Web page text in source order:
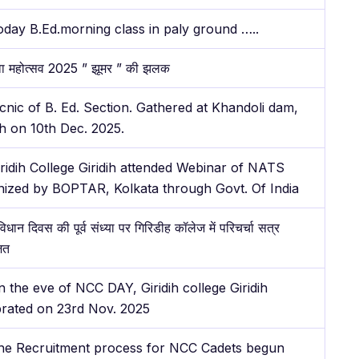
B.Ed.morning class in paly ground …..
महोत्सव 2025 ” झूमर ” की झलक
of B. Ed. Section. Gathered at Khandoli dam,
on 10th Dec. 2025.
College Giridih attended Webinar of NATS
by BOPTAR, Kolkata through Govt. Of India
दिवस की पूर्व संध्या पर गिरिडीह कॉलेज में परिचर्चा सत्र
the eve of NCC DAY, Giridih college Giridih
on 23rd Nov. 2025
Recruitment process for NCC Cadets begun